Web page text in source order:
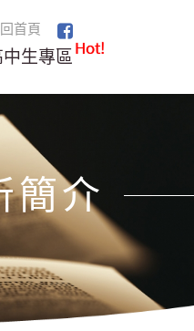
回首頁
中生專區Hot!
簡介